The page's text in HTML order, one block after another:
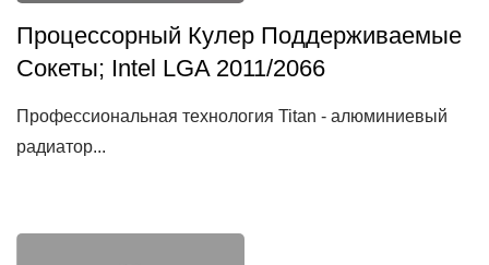
Процессорный Кулер Поддерживаемые
Сокеты; Intel LGA 2011/2066
Профессиональная технология Titan - алюминиевый
радиатор...